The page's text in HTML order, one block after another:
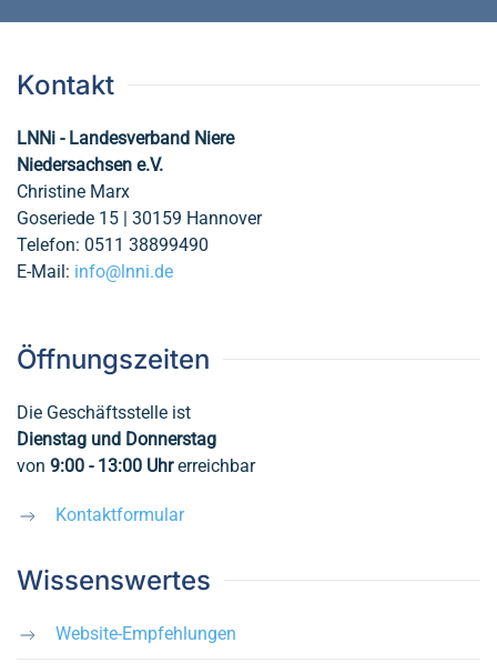
Kontakt
LNNi - Landesverband Niere
Niedersachsen e.V.
Christine Marx
Goseriede 15 | 30159 Hannover
Telefon: 0511 38899490
E-Mail: info@lnni.de
Öffnungszeiten
Die Geschäftsstelle ist
Dienstag und Donnerstag
von 9:00 - 13:00 Uhrerreichbar
Kontaktformular
Wissenswertes
Website-Empfehlungen